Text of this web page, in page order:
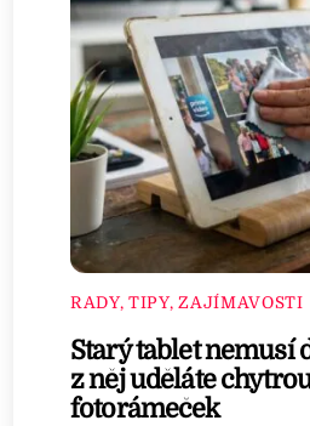
RADY, TIPY, ZAJÍMAVOSTI
Starý tablet nemusí
z něj uděláte
fotorámeček